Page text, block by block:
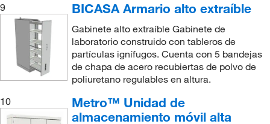
9
BICASA Armario alto extraíble
Gabinete alto extraíble Gabinete de
laboratorio construido con tableros de
partículas ignífugos. Cuenta con 5 bandejas
de chapa de acero recubiertas de polvo de
poliuretano regulables en altura.
10
Metro™ Unidad de
almacenamiento móvil alta